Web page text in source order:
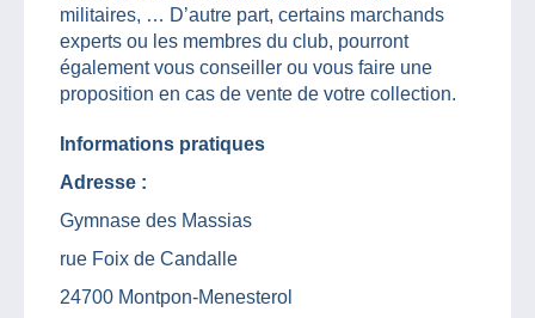
militaires, … D’autre part, certains marchands
experts ou les membres du club, pourront
également vous conseiller ou vous faire une
proposition en cas de vente de votre collection.
Informations pratiques
Adresse :
Gymnase des Massias
rue Foix de Candalle
24700 Montpon-Menesterol